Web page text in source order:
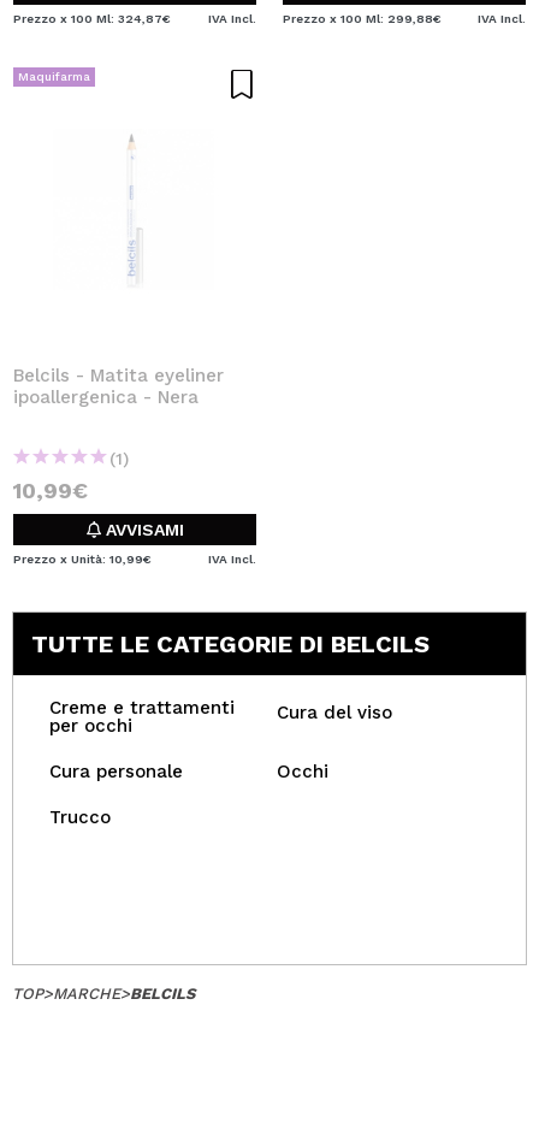
Prezzo x 100 Ml: 324,87€ IVA Incl. Prezzo x 100 Ml: 299,88€ IVA Incl.
Maquifarma
Belcils - Matita eyeliner
ipoallergenica - Nera
(1)
10,99€
AVVISAMI
Prezzo x Unità: 10,99€ IVA Incl.
TUTTE LE CATEGORIE DI BELCILS
Creme e trattamenti
per occhi
Cura del viso
Cura personale Occhi
Trucco
TOP>MARCHE>BELCILS